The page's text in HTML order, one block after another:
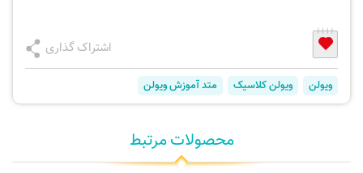
اشتراک گذاری
ویولن ویولن کلاسیک متد آموزش ویولن
محصولات مرتبط